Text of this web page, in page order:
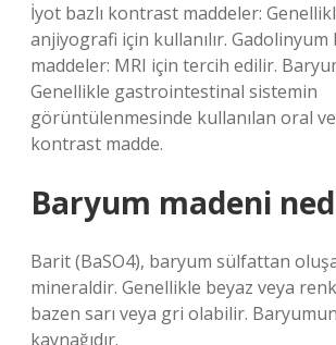
İyot bazlı kontrast maddeler:
anjiyografi için kullanılır.
maddeler: MRI için tercih edilir.
Genellikle gastrointestinal sistemin
görüntülenmesinde kullanılan oral
kontrast madde.
Baryum madeni
Barit (BaSO4), baryum sülfattan
mineraldir. Genellikle beyaz veya
bazen sarı veya gri olabilir.
kaynağıdır.